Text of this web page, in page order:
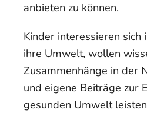
anbieten zu können.
Kinder interessieren
ihre Umwelt, wollen
Zusammenhänge in der
und eigene Beiträge zur
gesunden Umwelt